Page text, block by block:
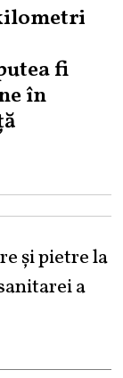
fi
în
și pietre la
a